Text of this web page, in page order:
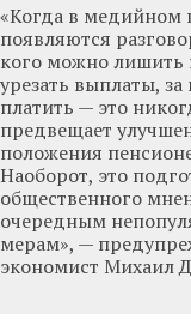
«Когда в медийном
появляются
кого можно лишить
урезать выплаты, за
платить — это
предвещает
положения
Наоборот, это
общественного
очередным
мерам», —
экономист Михаил